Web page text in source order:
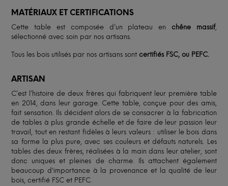
MATÉRIAUX ET CERTIFICATIONS
Cette table est composée d’un plateau en chêne massif,
sélectionné avec soin par nos artisans.
Tous les bois utilisés par nos artisans sontcertifiés FSC, ou PEFC.
ARTISAN
C’est l’histoire de deux frères qui fabriquent leur première table
en 2014, dans leur garage. Cette table, conçue pour des amis,
fait sensation. Ils décident alors de se consacrer à la fabrication
de tables à plus grande échelle et de faire de leur passion leur
travail, tout en restant fidèles à leurs valeurs : utiliser le bois dans
sa forme la plus pure, avec ses couleurs et défauts naturels. Les
tables des deux frères, réalisées à la main dans leur atelier, sont
donc uniques et pleines de charme. Ils attachent également
beaucoup d'importance à la provenance et la qualité de leur
bois, certifié FSC et PEFC.